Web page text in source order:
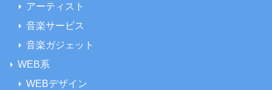
アーティスト
音楽サービス
音楽ガジェット
WEB系
WEBデザイン